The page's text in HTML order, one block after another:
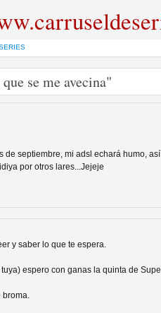
de pilotos de
Personajes
se me avecina"
de septiembre, mi adsl echará humo,
por otros lares...Jejeje
y saber lo que te espera.
espero con ganas la quinta de
broma.